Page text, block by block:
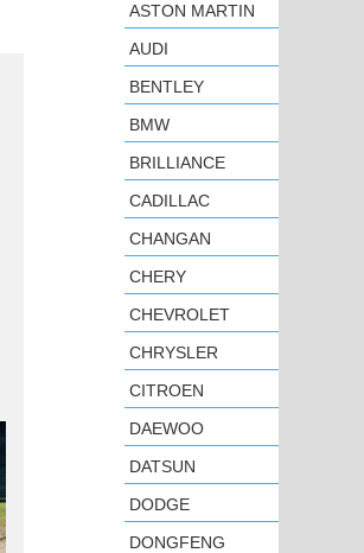
ASTON MARTIN
AUDI
BENTLEY
BMW
BRILLIANCE
CADILLAC
CHANGAN
CHERY
CHEVROLET
CHRYSLER
CITROEN
DAEWOO
DATSUN
DODGE
DONGFENG